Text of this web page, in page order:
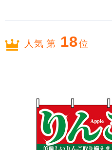
人気 第 18位